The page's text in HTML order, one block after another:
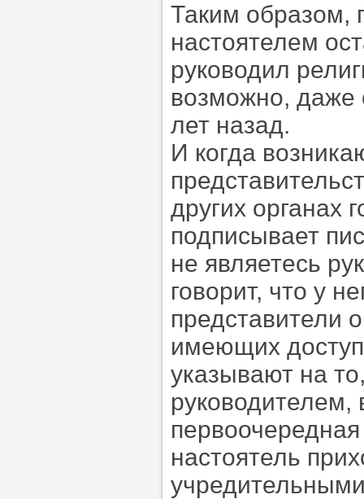
Таким образом,
настоятелем
руководил
возможно, даже
лет назад.
И когда
других органах
подписывает
не являетесь
говорит, что у
представители
имеющих
указывают на
руководителем,
настоятель